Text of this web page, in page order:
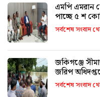
এমপি এমরান
পাচ্ছে ৫ শ
সর্বশেষ সংবাদ
জকিগঞ্জে
জরিপ
সর্বশেষ সংবাদ